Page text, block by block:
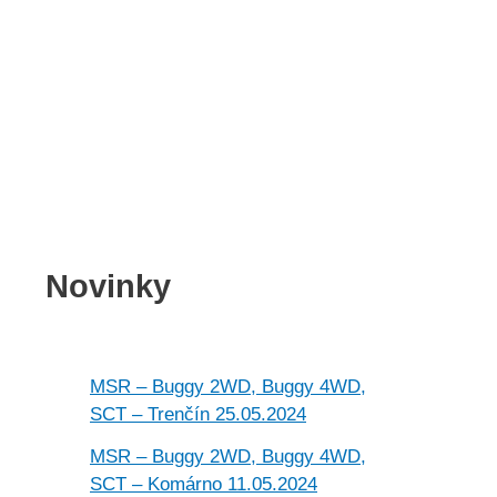
Novinky
MSR – Buggy 2WD, Buggy 4WD,
SCT – Trenčín 25.05.2024
MSR – Buggy 2WD, Buggy 4WD,
SCT – Komárno 11.05.2024